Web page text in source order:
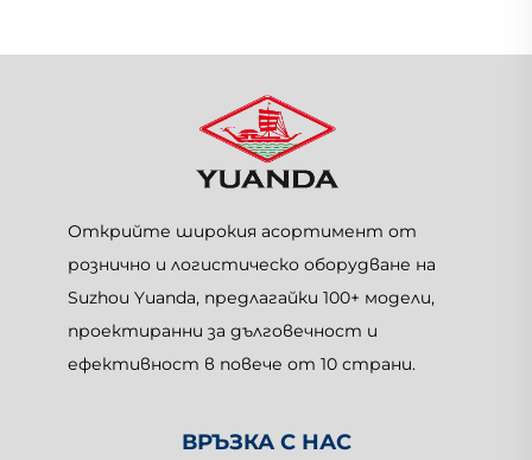
Открийте широкия асортимент от
рознично и логистическо оборудване на
Suzhou Yuanda, предлагайки 100+ модели,
проектиранни за дълговечност и
ефективност в повече от 10 страни.
ВРЪЗКА С НАС